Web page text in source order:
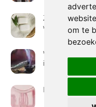
om te
Zeep met een
werkelijkheid?
Wierook
in je huis
Het belang van